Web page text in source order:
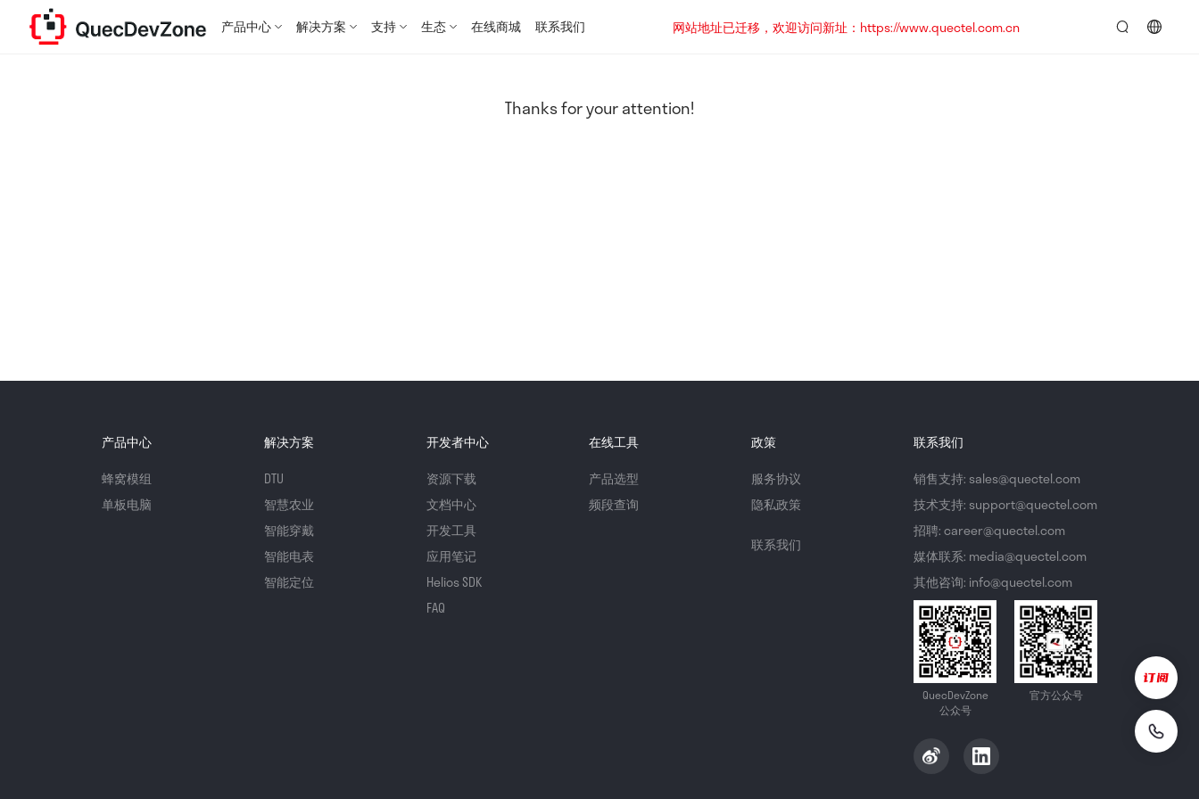
产品中心 解决方案 支持 生态 在线商城 联系我们
网站地址已迁移，欢迎访问新址：https://www.quectel.com.cn
Thanks for your attention!
产品中心
蜂窝模组
单板电脑
解决方案
DTU
智慧农业
智能穿戴
智能电表
智能定位
开发者中心
资源下载
文档中心
开发工具
应用笔记
Helios SDK
FAQ
在线工具
产品选型
频段查询
政策
服务协议
隐私政策
联系我们
联系我们
销售支持: sales@quectel.com
技术支持: support@quectel.com
招聘: career@quectel.com
媒体联系: media@quectel.com
其他咨询: info@quectel.com
QuecDevZone
公众号
官方公众号